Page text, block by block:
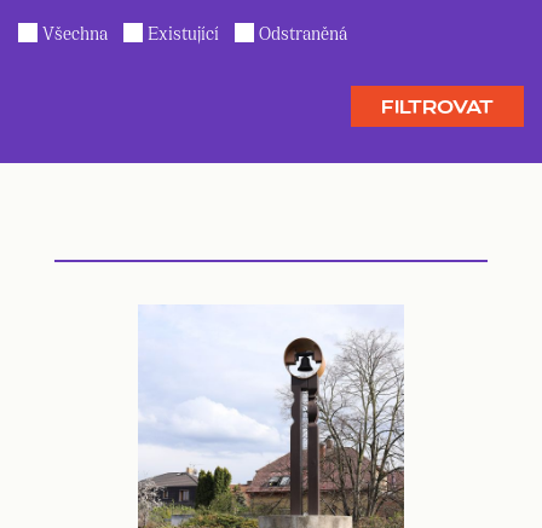
Všechna Existující Odstraněná
FILTROVAT